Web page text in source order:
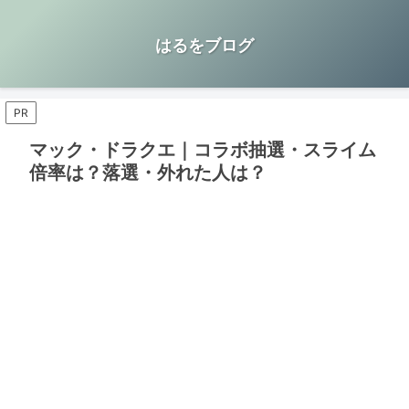
はるをブログ
PR
マック・ドラクエ｜コラボ抽選・スライム
倍率は？落選・外れた人は？